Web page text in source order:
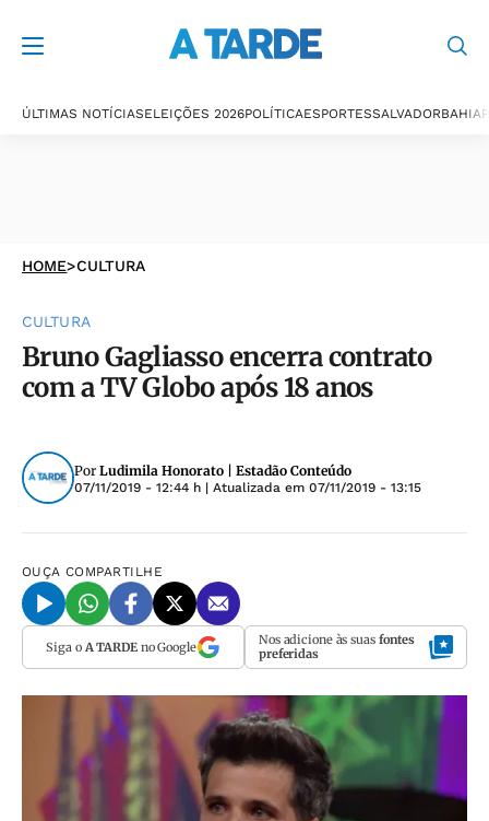
ÚLTIMAS NOTÍCIASELEIÇÕES 2026POLÍTICAESPORTESSALVADORBAHIA
HOME>CULTURA
CULTURA
Bruno Gagliasso encerra contrato
com a TV Globo após 18 anos
Por Ludimila Honorato | Estadão Conteúdo
07/11/2019 - 12:44 h | Atualizada em 07/11/2019 - 13:15
OUÇA COMPARTILHE
Siga o A TARDEno Google Nos adicione às suas fontes
preferidas